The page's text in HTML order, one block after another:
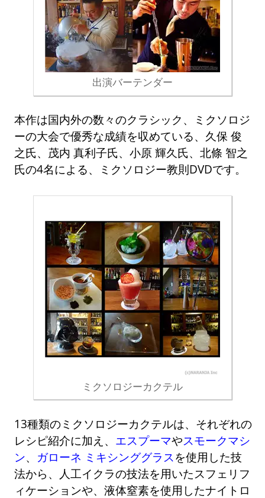
出演バーテンダー
本作は国内外の数々のクラシック、ミクソロジ
ーの大会で優秀な成績を収めている、久保 俊
之氏、茂内 真利子氏、小原 輝久氏、北條 智之
氏の4名による、ミクソロジー教則DVDです。
ミクソロジーカクテル
13種類のミクソロジーカクテルは、それぞれの
レシピ紹介に加え、 エスプーマやスモークマシ
ン、 ガローネ ミキシンググラス を使用した技
法から、人工イクラの技法を用いたスフェリフ
ィケーションや、液体窒素を使用したナイトロ